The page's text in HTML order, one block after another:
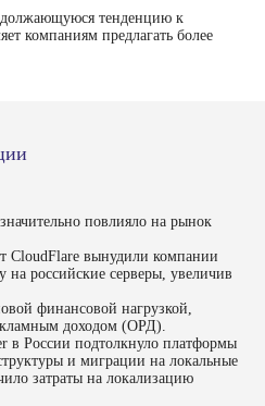
тенденцию к
компаниям предлагать более
повлияло на рынок
CloudFlare вынудили компании
на российские серверы, увеличив
финансовой нагрузкой,
доходом (ОРД).
в России подтолкнуло платформы
и миграции на локальные
затраты на локализацию